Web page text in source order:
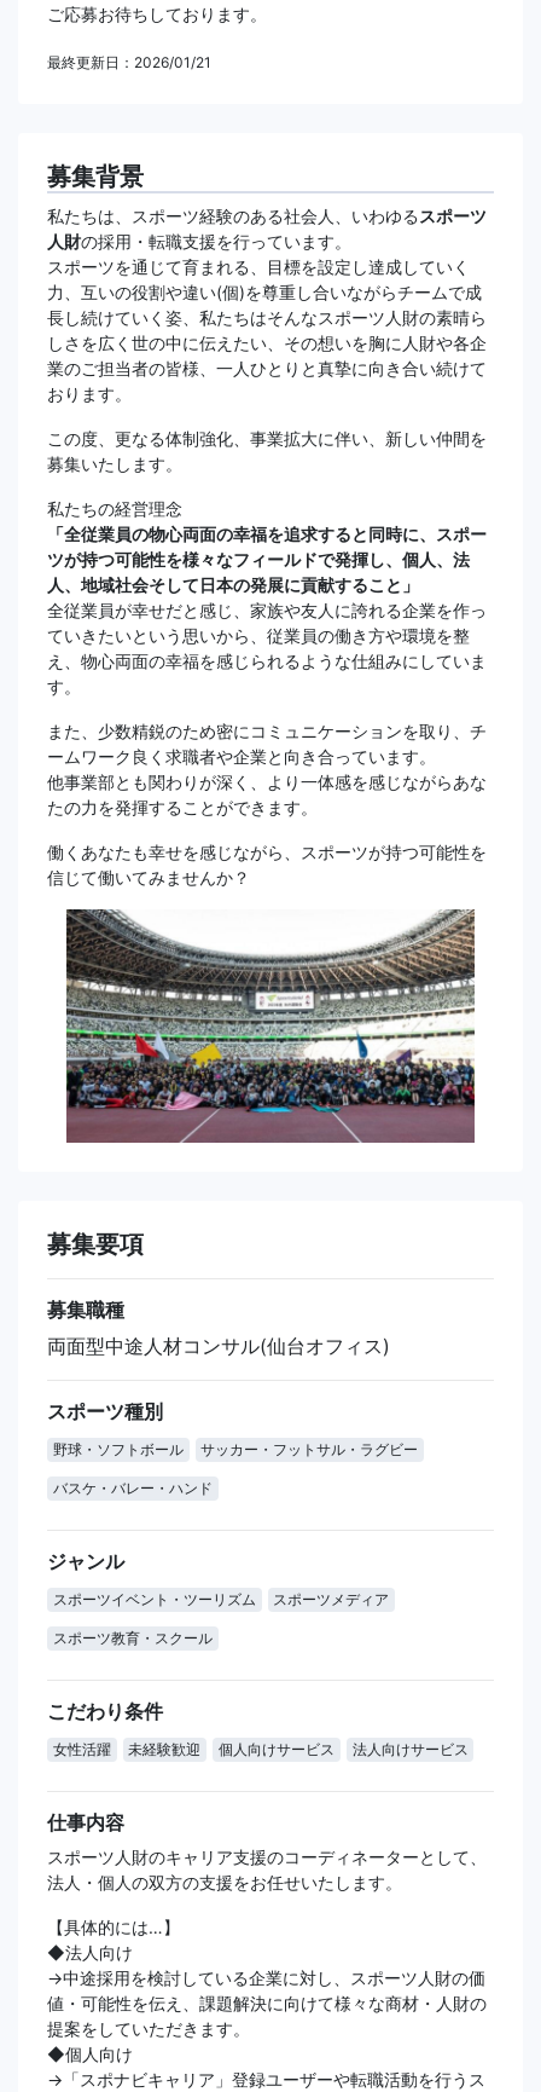
ご応募お待ちしております。
最終更新日：2026/01/21
募集背景
私たちは、スポーツ経験のある社会人、いわゆる スポーツ
人財の採用・転職支援を行っています。
スポーツを通じて育まれる、目標を設定し達成していく
力、互いの役割や違い(個)を尊重し合いながらチームで成
長し続けていく姿、私たちはそんなスポーツ人財の素晴ら
しさを広く世の中に伝えたい、その想いを胸に人財や各企
業のご担当者の皆様、一人ひとりと真摯に向き合い続けて
おります。
この度、更なる体制強化、事業拡大に伴い、新しい仲間を
募集いたします。
私たちの経営理念
「全従業員の物心両面の幸福を追求すると同時に、スポー
ツが持つ可能性を様々なフィールドで発揮し、個人、法
人、地域社会そして日本の発展に貢献すること」
全従業員が幸せだと感じ、家族や友人に誇れる企業を作っ
ていきたいという思いから、従業員の働き方や環境を整
え、物心両面の幸福を感じられるような仕組みにしていま
す。
また、少数精鋭のため密にコミュニケーションを取り、チ
ームワーク良く求職者や企業と向き合っています。
他事業部とも関わりが深く、より一体感を感じながらあな
たの力を発揮することができます。
働くあなたも幸せを感じながら、スポーツが持つ可能性を
信じて働いてみませんか？
募集要項
募集職種
両面型中途人材コンサル(仙台オフィス)
スポーツ種別
野球・ソフトボール サッカー・フットサル・ラグビー
バスケ・バレー・ハンド
ジャンル
スポーツイベント・ツーリズム スポーツメディア
スポーツ教育・スクール
こだわり条件
女性活躍 未経験歓迎 個人向けサービス 法人向けサービス
仕事内容
スポーツ人財のキャリア支援のコーディネーターとして、
法人・個人の双方の支援をお任せいたします。
【具体的には…】
◆法人向け
→中途採用を検討している企業に対し、スポーツ人財の価
値・可能性を伝え、課題解決に向けて様々な商材・人財の
提案をしていただきます。
◆個人向け
→「スポナビキャリア」登録ユーザーや転職活動を行うス